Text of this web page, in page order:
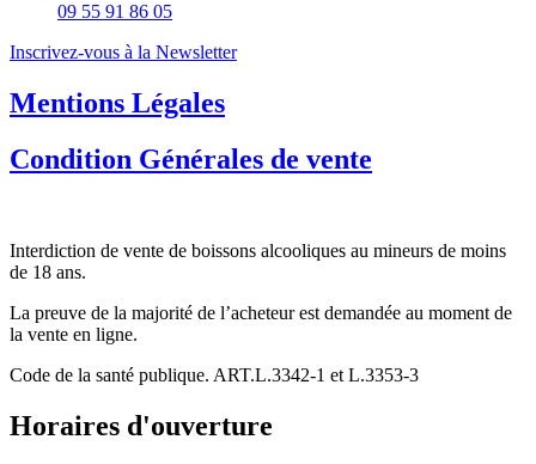
09 55 91 86 05
Inscrivez-vous à la Newsletter
Mentions Légales
Condition Générales de vente
Interdiction de vente de boissons alcooliques au mineurs de moins
de 18 ans.
La preuve de la majorité de l’acheteur est demandée au moment de
la vente en ligne.
Code de la santé publique. ART.L.3342-1 et L.3353-3
Horaires d'ouverture